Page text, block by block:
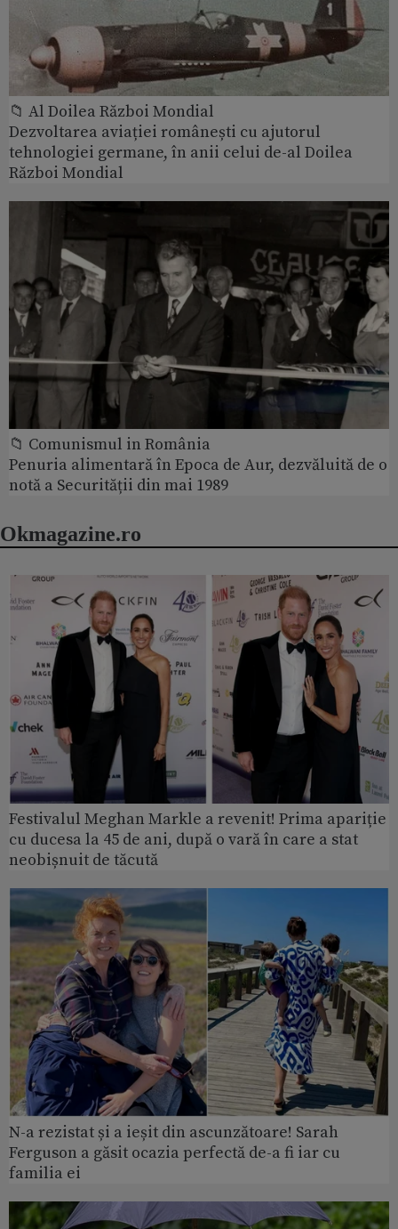
📁 Al Doilea Război Mondial
Dezvoltarea aviației românești cu ajutorul
tehnologiei germane, în anii celui de-al Doilea
Război Mondial
📁 Comunismul in România
Penuria alimentară în Epoca de Aur, dezvăluită de o
notă a Securității din mai 1989
Okmagazine.ro
Festivalul Meghan Markle a revenit! Prima apariție
cu ducesa la 45 de ani, după o vară în care a stat
neobișnuit de tăcută
N-a rezistat și a ieșit din ascunzătoare! Sarah
Ferguson a găsit ocazia perfectă de-a fi iar cu
familia ei